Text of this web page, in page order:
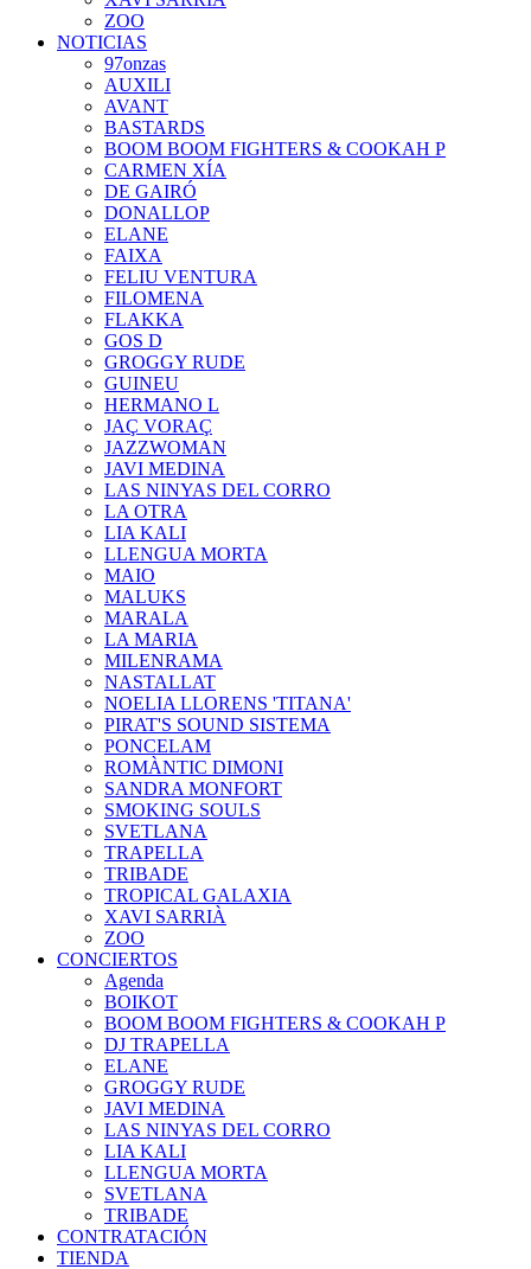
ZOO
NOTICIAS
97onzas
AUXILI
AVANT
BASTARDS
BOOM BOOM FIGHTERS & COOKAH P
CARMEN XÍA
DE GAIRÓ
DONALLOP
ELANE
FAIXA
FELIU VENTURA
FILOMENA
FLAKKA
GOS D
GROGGY RUDE
GUINEU
HERMANO L
JAÇ VORAÇ
JAZZWOMAN
JAVI MEDINA
LAS NINYAS DEL CORRO
LA OTRA
LIA KALI
LLENGUA MORTA
MAIO
MALUKS
MARALA
LA MARIA
MILENRAMA
NASTALLAT
NOELIA LLORENS 'TITANA'
PIRAT'S SOUND SISTEMA
PONCELAM
ROMÀNTIC DIMONI
SANDRA MONFORT
SMOKING SOULS
SVETLANA
TRAPELLA
TRIBADE
TROPICAL GALAXIA
XAVI SARRIÀ
ZOO
CONCIERTOS
Agenda
BOIKOT
BOOM BOOM FIGHTERS & COOKAH P
DJ TRAPELLA
ELANE
GROGGY RUDE
JAVI MEDINA
LAS NINYAS DEL CORRO
LIA KALI
LLENGUA MORTA
SVETLANA
TRIBADE
CONTRATACIÓN
TIENDA